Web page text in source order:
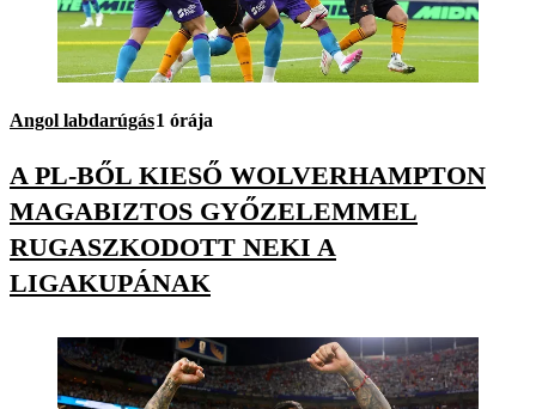
Angol labdarúgás1 órája
A PL-BŐL KIESŐ WOLVERHAMPTON
MAGABIZTOS GYŐZELEMMEL
RUGASZKODOTT NEKI A
LIGAKUPÁNAK